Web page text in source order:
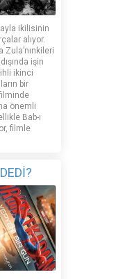
ikilisinin
alıyor.
Zula’nınkileri
işin
ikinci
bir
önemli
Bab-ı
filmle